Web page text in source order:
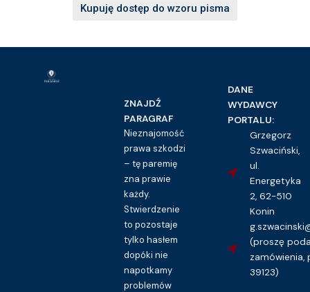
Kupuję dostęp do wzoru pisma
ZNAJDŹ
PARAGRAF
Nieznajomość
prawa szkodzi
– tę paremię
zna prawie
każdy.
Stwierdzenie
to pozostaje
tylko hasłem
dopóki nie
napotkamy
problemów
DANE
WYDAWCY
PORTALU:
Grzegorz
Szwaciński,
ul.
Energetyka
2, 62-510
Konin
(proszę
zamówienia,
39123)